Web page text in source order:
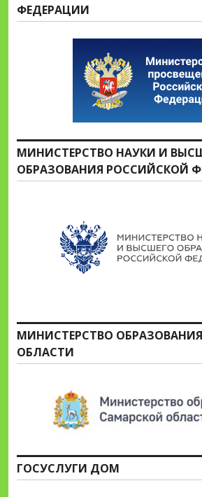
ФЕДЕРАЦИИ
МИНИСТЕРСТВО НАУКИ И
ОБРАЗОВАНИЯ РОССИЙСКОЙ
МИНИСТЕРСТВО
ОБЛАСТИ
ГОСУСЛУГИ ДОМ